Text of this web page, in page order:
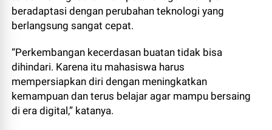
beradaptasi dengan perubahan teknologi yang
berlangsung sangat cepat.
“Perkembangan kecerdasan buatan tidak bisa
dihindari. Karena itu mahasiswa harus
mempersiapkan diri dengan meningkatkan
kemampuan dan terus belajar agar mampu bersaing
di era digital,” katanya.